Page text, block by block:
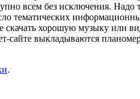
всем без исключения.
хорошую музыку или
сайте выкладываются
.